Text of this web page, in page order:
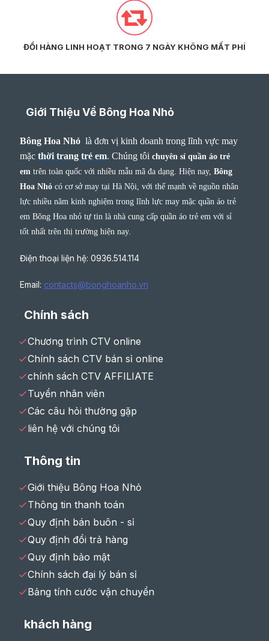
ĐỔI HÀNG LINH HOẠT TRONG 7 NGÀY KHÔNG MẤT PHÍ
Giới Thiệu Về Bông Hoa Nhỏ
Bông Hoa Nhỏ là đơn vị kinh doanh trong lĩnh vực may
mặc thời trang trẻ em. Chúng tôi chuyên sỉ quần áo trẻ
em trên toàn quốc với nhiều mẫu mã đa dạng. Hiện nay, Bông
Hoa Nhỏcó cơ sở may tại Hà Nội, với thế mạnh về nguồn nhân
lực nhiều năm kinh nghiệm trong lĩnh lực may mặc quần áo trẻ
em Bông Hoa nhỏ tự tin là nhà cung cấp quần áo trẻ em với sỉ
tốt nhất trên thị trường hiện nay.
Điện thoại liện hệ: 0936.514.114
Email: contacts@bonghoanho.vn
Chính sách
Chương trình CTV online
Chính sách CTV bán sỉ online
chính sách CTV AFFILIATE
Tuyển nhân viên
Các câu hỏi thường gặp
liên hệ với chúng tôi
Thông tin
Giới thiệu Bông Hoa Nhỏ
Thông tin thanh toán
Quy định bán buôn - sỉ
Quy định đổi trả hàng
Quy định bảo mật
Chính sách đại lý bán sỉ
Bảng tính cước vận chuyển
khách hàng